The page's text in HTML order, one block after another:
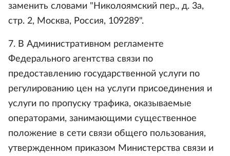
заменить словами "Николоямский пер., д. 3а,
стр. 2, Москва, Россия, 109289".
7. В Административном регламенте
Федерального агентства связи по
предоставлению государственной услуги по
регулированию цен на услуги присоединения и
услуги по пропуску трафика, оказываемые
операторами, занимающими существенное
положение в сети связи общего пользования,
утвержденном приказом Министерства связи и